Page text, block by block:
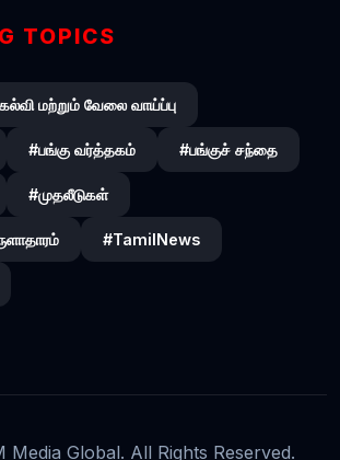
TOPICS
மற்றும் வேலை வாய்ப்பு
#பங்கு வர்த்தகம் #பங்குச் சந்தை
#முதலீடுகள்
#TamilNews
Global. All Rights Reserved.